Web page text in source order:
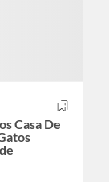
Casa De